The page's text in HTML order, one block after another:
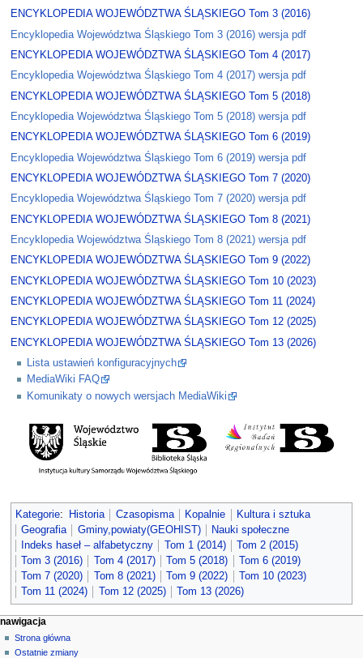
ENCYKLOPEDIA WOJEWÓDZTWA ŚLĄSKIEGO Tom 3 (2016)
Encyklopedia Województwa Śląskiego Tom 3 (2016) wersja pdf
ENCYKLOPEDIA WOJEWÓDZTWA ŚLĄSKIEGO Tom 4 (2017)
Encyklopedia Województwa Śląskiego Tom 4 (2017) wersja pdf
ENCYKLOPEDIA WOJEWÓDZTWA ŚLĄSKIEGO Tom 5 (2018)
Encyklopedia Województwa Śląskiego Tom 5 (2018) wersja pdf
ENCYKLOPEDIA WOJEWÓDZTWA ŚLĄSKIEGO Tom 6 (2019)
Encyklopedia Województwa Śląskiego Tom 6 (2019) wersja pdf
ENCYKLOPEDIA WOJEWÓDZTWA ŚLĄSKIEGO Tom 7 (2020)
Encyklopedia Województwa Śląskiego Tom 7 (2020) wersja pdf
ENCYKLOPEDIA WOJEWÓDZTWA ŚLĄSKIEGO Tom 8 (2021)
Encyklopedia Województwa Śląskiego Tom 8 (2021) wersja pdf
ENCYKLOPEDIA WOJEWÓDZTWA ŚLĄSKIEGO Tom 9 (2022)
ENCYKLOPEDIA WOJEWÓDZTWA ŚLĄSKIEGO Tom 10 (2023)
ENCYKLOPEDIA WOJEWÓDZTWA ŚLĄSKIEGO Tom 11 (2024)
ENCYKLOPEDIA WOJEWÓDZTWA ŚLĄSKIEGO Tom 12 (2025)
ENCYKLOPEDIA WOJEWÓDZTWA ŚLĄSKIEGO Tom 13 (2026)
Lista ustawień konfiguracyjnych
MediaWiki FAQ
Komunikaty o nowych wersjach MediaWiki
Kategorie: Historia Czasopisma Kopalnie
Kultura i sztuka
Geografia
Gminy,powiaty(GEOHIST)
Nauki społeczne
Indeks haseł – alfabetyczny
Tom 1 (2014)
Tom 2 (2015)
Tom 3 (2016)
Tom 4 (2017) Tom 5 (2018)
Tom 6 (2019)
Tom 7 (2020)
Tom 8 (2021) Tom 9 (2022)
Tom 10 (2023)
Tom 11 (2024)
Tom 12 (2025) Tom 13 (2026)
M
e
działania na stronie
strona
dyskusja
narzędzia osobiste
zaloguj
się
nawigacja
Strona główna
Ostatnie zmiany